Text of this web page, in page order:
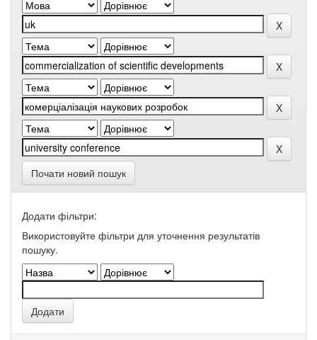
Почати новий пошук
Додати фільтри:
Використовуйте фільтри для уточнення результатів
пошуку.